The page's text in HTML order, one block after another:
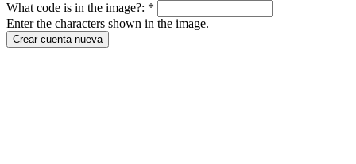
What code is in the image?: *
Enter the characters shown in the image.